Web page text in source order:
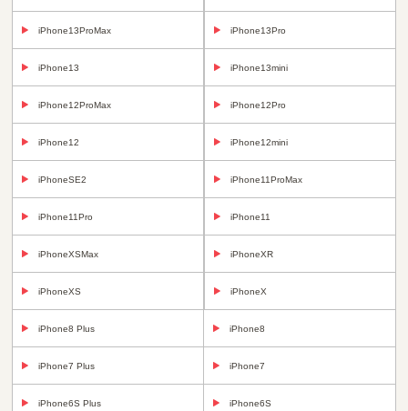
iPhone13ProMax iPhone13Pro
iPhone13 iPhone13mini
iPhone12ProMax iPhone12Pro
iPhone12 iPhone12mini
iPhoneSE2 iPhone11ProMax
iPhone11Pro iPhone11
iPhoneXSMax iPhoneXR
iPhoneXS iPhoneX
iPhone8 Plus iPhone8
iPhone7 Plus iPhone7
iPhone6S Plus iPhone6S